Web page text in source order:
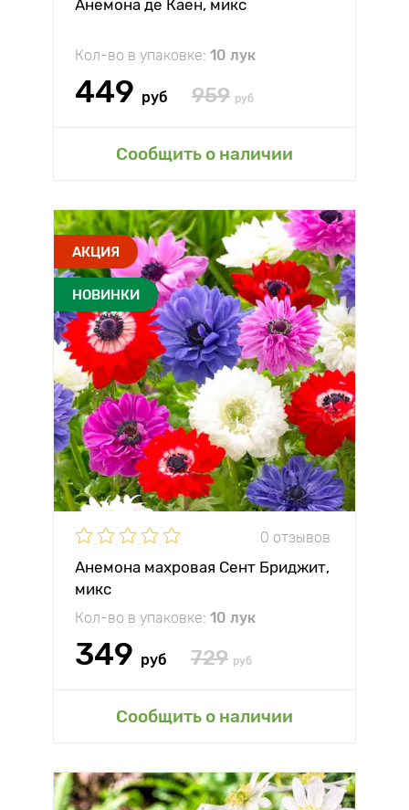
Анемона де Каен, микс
Кол-во в упаковке: 10 лук
449 руб 959 руб
Сообщить о наличии
АКЦИЯ
НОВИНКИ
0 отзывов
Анемона махровая Сент Бриджит,
микс
Кол-во в упаковке: 10 лук
349 руб 729 руб
Сообщить о наличии